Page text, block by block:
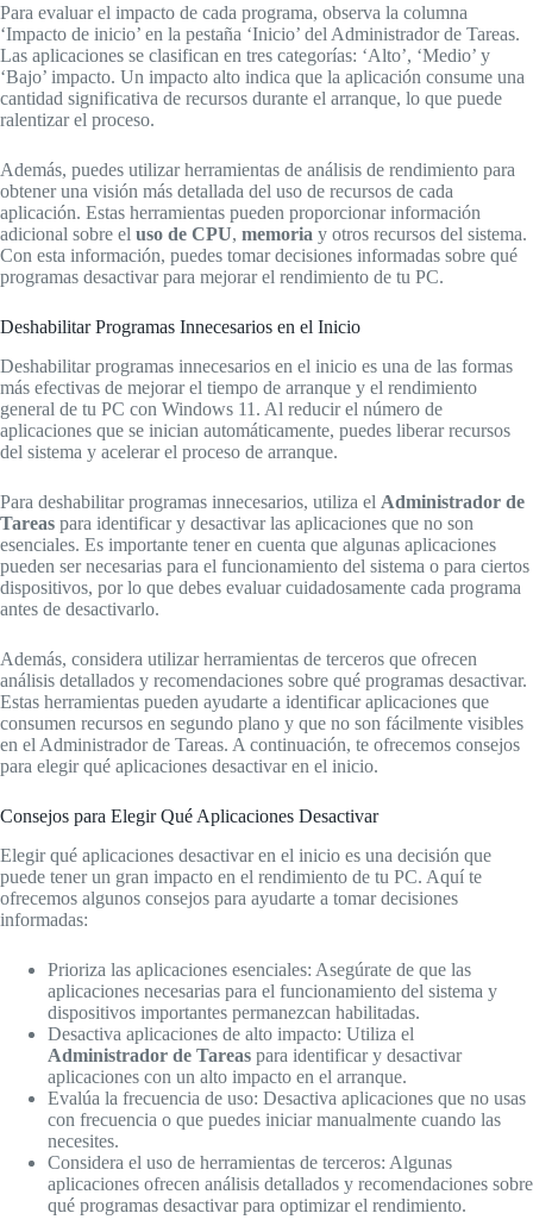
Para evaluar el impacto de cada programa, observa la columna
‘Impacto de inicio’ en la pestaña ‘Inicio’ del Administrador de Tareas.
Las aplicaciones se clasifican en tres categorías: ‘Alto’, ‘Medio’ y
‘Bajo’ impacto. Un impacto alto indica que la aplicación consume una
cantidad significativa de recursos durante el arranque, lo que puede
ralentizar el proceso.
Además, puedes utilizar herramientas de análisis de rendimiento para
obtener una visión más detallada del uso de recursos de cada
aplicación. Estas herramientas pueden proporcionar información
adicional sobre el uso de CPU, memoria y otros recursos del sistema.
Con esta información, puedes tomar decisiones informadas sobre qué
programas desactivar para mejorar el rendimiento de tu PC.
Deshabilitar Programas Innecesarios en el Inicio
Deshabilitar programas innecesarios en el inicio es una de las formas
más efectivas de mejorar el tiempo de arranque y el rendimiento
general de tu PC con Windows 11. Al reducir el número de
aplicaciones que se inician automáticamente, puedes liberar recursos
del sistema y acelerar el proceso de arranque.
Para deshabilitar programas innecesarios, utiliza el Administrador de
Tareas para identificar y desactivar las aplicaciones que no son
esenciales. Es importante tener en cuenta que algunas aplicaciones
pueden ser necesarias para el funcionamiento del sistema o para ciertos
dispositivos, por lo que debes evaluar cuidadosamente cada programa
antes de desactivarlo.
Además, considera utilizar herramientas de terceros que ofrecen
análisis detallados y recomendaciones sobre qué programas desactivar.
Estas herramientas pueden ayudarte a identificar aplicaciones que
consumen recursos en segundo plano y que no son fácilmente visibles
en el Administrador de Tareas. A continuación, te ofrecemos consejos
para elegir qué aplicaciones desactivar en el inicio.
Consejos para Elegir Qué Aplicaciones Desactivar
Elegir qué aplicaciones desactivar en el inicio es una decisión que
puede tener un gran impacto en el rendimiento de tu PC. Aquí te
ofrecemos algunos consejos para ayudarte a tomar decisiones
informadas:
Prioriza las aplicaciones esenciales: Asegúrate de que las
aplicaciones necesarias para el funcionamiento del sistema y
dispositivos importantes permanezcan habilitadas.
Desactiva aplicaciones de alto impacto: Utiliza el
Administrador de Tareas para identificar y desactivar
aplicaciones con un alto impacto en el arranque.
Evalúa la frecuencia de uso: Desactiva aplicaciones que no usas
con frecuencia o que puedes iniciar manualmente cuando las
necesites.
Considera el uso de herramientas de terceros: Algunas
aplicaciones ofrecen análisis detallados y recomendaciones sobre
qué programas desactivar para optimizar el rendimiento.